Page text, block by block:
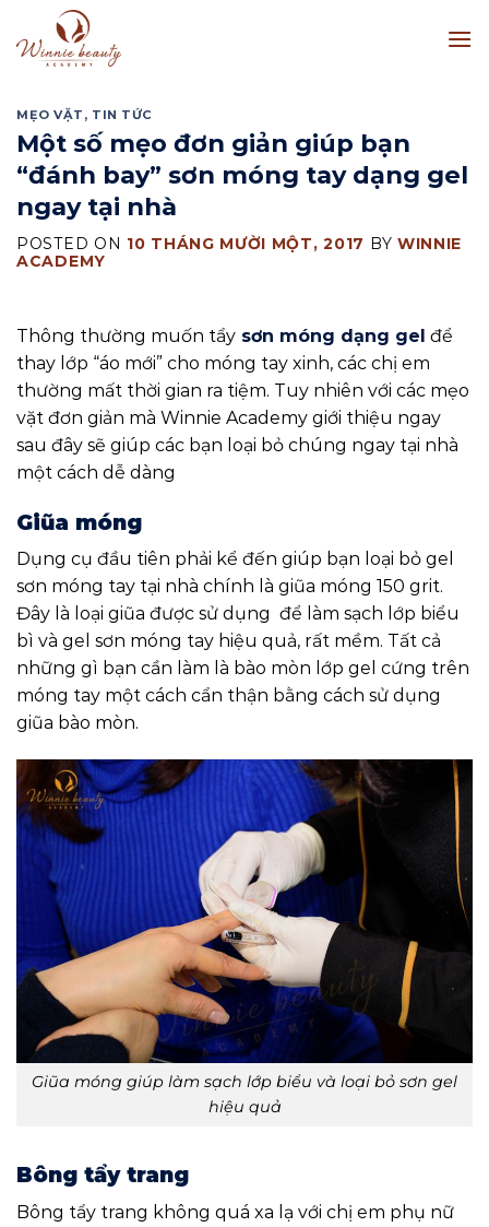
to
content
MẸO VẶT , TIN TỨC
Một số mẹo đơn giản giúp bạn
“đánh bay” sơn móng tay dạng gel
ngay tại nhà
POSTED ON 10 THÁNG MƯỜI MỘT, 2017 BY WINNIE
ACADEMY
Thông thường muốn tẩy sơn móng dạng gel để
thay lớp “áo mới” cho móng tay xinh, các chị em
thường mất thời gian ra tiệm. Tuy nhiên với các mẹo
vặt đơn giản mà Winnie Academy giới thiệu ngay
sau đây sẽ giúp các bạn loại bỏ chúng ngay tại nhà
một cách dễ dàng
Giũa móng
Dụng cụ đầu tiên phải kể đến giúp bạn loại bỏ gel
sơn móng tay tại nhà chính là giũa móng 150 grit.
Đây là loại giũa được sử dụng để làm sạch lớp biểu
bì và gel sơn móng tay hiệu quả, rất mềm. Tất cả
những gì bạn cần làm là bào mòn lớp gel cứng trên
móng tay một cách cẩn thận bằng cách sử dụng
giũa bào mòn.
Giũa móng giúp làm sạch lớp biểu và loại bỏ sơn gel
hiệu quả
Bông tẩy trang
Bông tẩy trang không quá xa lạ với chị em phụ nữ